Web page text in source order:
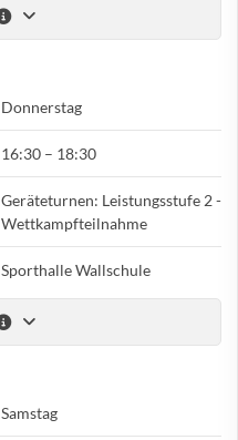
Donnerstag
16:30 – 18:30
Geräteturnen: Leistungsstufe 2 -
Wettkampfteilnahme
Sporthalle Wallschule
Samstag